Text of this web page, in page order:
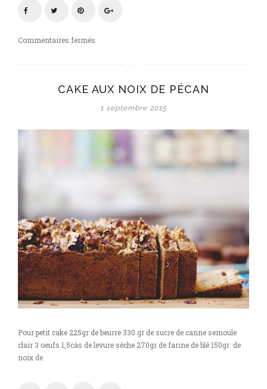
Commentaires fermés
&
CAKE AUX NOIX DE PÉCAN
1 septembre 2015
Pour petit cake 225gr de beurre 330 gr de sucre de canne semoule
clair 3 oeufs 1,5càs de levure sèche 270gr de farine de blé 150gr de
noix de